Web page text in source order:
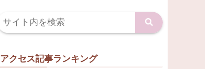
アクセス記事ランキング